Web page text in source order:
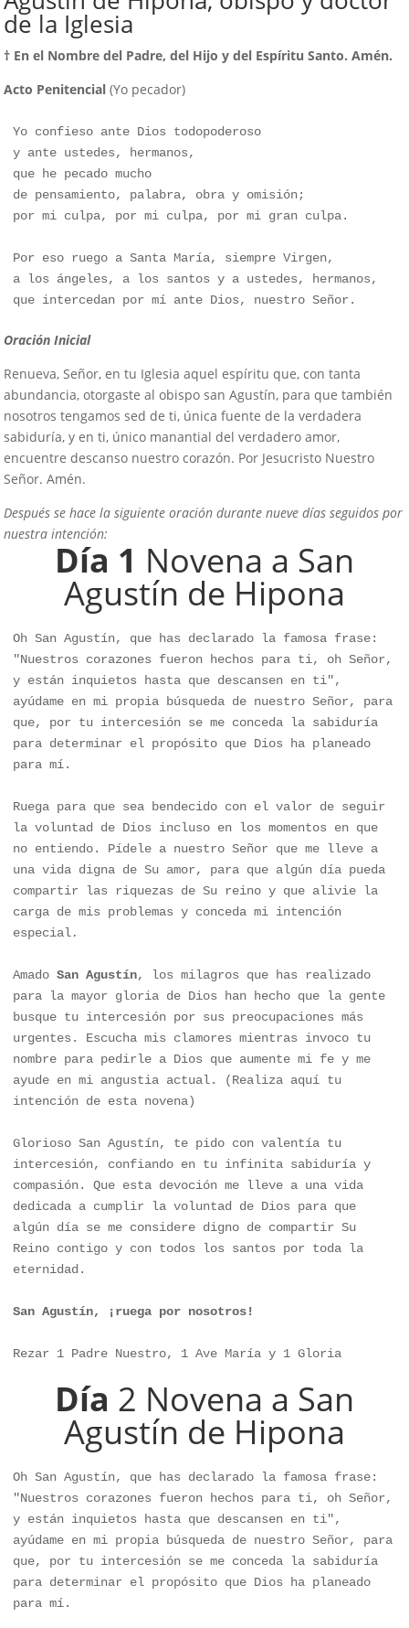
de la Iglesia
† En el Nombre del Padre, del Hijo y del Espíritu Santo. Amén.
Acto Penitencial (Yo pecador)
Yo confieso ante Dios todopoderoso
y ante ustedes, hermanos,
que he pecado mucho
de pensamiento, palabra, obra y omisión;
por mi culpa, por mi culpa, por mi gran culpa.
Por eso ruego a Santa María, siempre Virgen,
a los ángeles, a los santos y a ustedes, hermanos,
que intercedan por mí ante Dios, nuestro Señor.
Oración Inicial
Renueva, Señor, en tu Iglesia aquel espíritu que, con tanta
abundancia, otorgaste al obispo san Agustín, para que también
nosotros tengamos sed de ti, única fuente de la verdadera
sabiduría, y en ti, único manantial del verdadero amor,
encuentre descanso nuestro corazón. Por Jesucristo Nuestro
Señor. Amén.
Después se hace la siguiente oración durante nueve días seguidos por
nuestra intención:
Día 1 Novena a San
Agustín de Hipona
Oh San Agustín, que has declarado la famosa frase:
"Nuestros corazones fueron hechos para ti, oh Señor,
y están inquietos hasta que descansen en ti",
ayúdame en mi propia búsqueda de nuestro Señor, para
que, por tu intercesión se me conceda la sabiduría
para determinar el propósito que Dios ha planeado
para mí.
Ruega para que sea bendecido con el valor de seguir
la voluntad de Dios incluso en los momentos en que
no entiendo. Pídele a nuestro Señor que me lleve a
una vida digna de Su amor, para que algún día pueda
compartir las riquezas de Su reino y que alivie la
carga de mis problemas y conceda mi intención
especial.
Amado San Agustín, los milagros que has realizado
para la mayor gloria de Dios han hecho que la gente
busque tu intercesión por sus preocupaciones más
urgentes. Escucha mis clamores mientras invoco tu
nombre para pedirle a Dios que aumente mi fe y me
ayude en mi angustia actual. (Realiza aquí tu
intención de esta novena)
Glorioso San Agustín, te pido con valentía tu
intercesión, confiando en tu infinita sabiduría y
compasión. Que esta devoción me lleve a una vida
dedicada a cumplir la voluntad de Dios para que
algún día se me considere digno de compartir Su
Reino contigo y con todos los santos por toda la
eternidad.
San Agustín, ¡ruega por nosotros!
Rezar 1 Padre Nuestro, 1 Ave María y 1 Gloria
Día 2 Novena a San
Agustín de Hipona
Oh San Agustín, que has declarado la famosa frase:
"Nuestros corazones fueron hechos para ti, oh Señor,
y están inquietos hasta que descansen en ti",
ayúdame en mi propia búsqueda de nuestro Señor, para
que, por tu intercesión se me conceda la sabiduría
para determinar el propósito que Dios ha planeado
para mí.